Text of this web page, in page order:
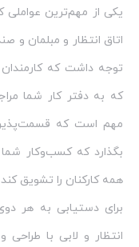
یکی از مهم‌ترین
اتاق انتظار و مبلمان و
توجه داشت که کارمندان
که به دفتر کار شما
مهم است که قسمت‌پذیرش
بگذارد که کسب‌وکار
همه کارکنان را تشویق
برای دستیابی به هر
انتظار و لابی با طراحی